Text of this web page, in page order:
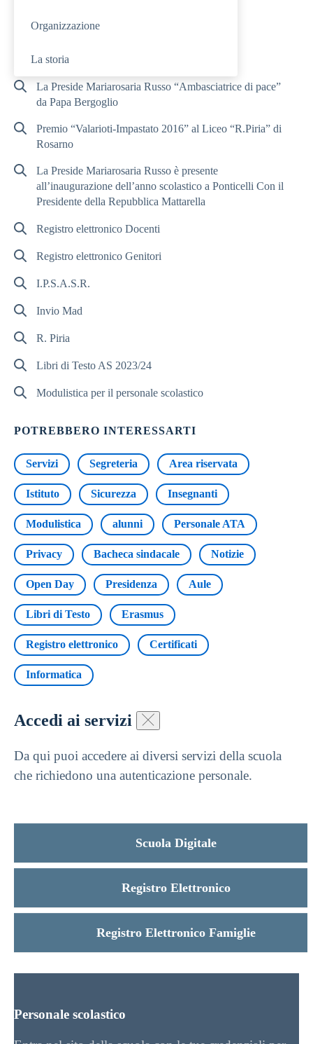
Organizzazione
La storia
RICERCHE FREQUENTI
La Preside Mariarosaria Russo “Ambasciatrice di pace”
da Papa Bergoglio
Premio “Valarioti-Impastato 2016” al Liceo “R.Piria” di
Rosarno
La Preside Mariarosaria Russo è presente
all’inaugurazione dell’anno scolastico a Ponticelli Con il
Presidente della Repubblica Mattarella
Registro elettronico Docenti
Registro elettronico Genitori
I.P.S.A.S.R.
Invio Mad
R. Piria
Libri di Testo AS 2023/24
Modulistica per il personale scolastico
POTREBBERO INTERESSARTI
Servizi Segreteria Area riservata
Istituto Sicurezza Insegnanti
Modulistica alunni Personale ATA
Privacy Bacheca sindacale Notizie
Open Day Presidenza Aule
Libri di Testo Erasmus
Registro elettronico Certificati
Informatica
Accedi ai servizi
Da qui puoi accedere ai diversi servizi della scuola
che richiedono una autenticazione personale.
Scuola Digitale
Registro Elettronico
Registro Elettronico Famiglie
Personale scolastico